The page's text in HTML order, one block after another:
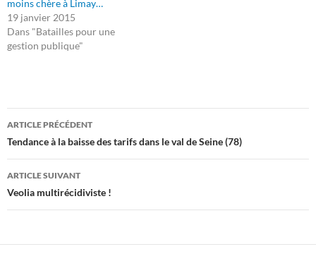
moins chère à Limay…
19 janvier 2015
Dans "Batailles pour une
gestion publique"
Navigation
des
articles
ARTICLE PRÉCÉDENT
Tendance à la baisse des tarifs dans le val de Seine (78)
ARTICLE SUIVANT
Veolia multirécidiviste !